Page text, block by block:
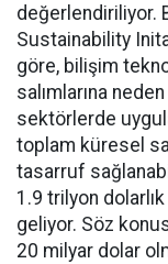
değerlendiriliyor.
Sustainability
göre, bilişim
salımlarına
sektörlerde
toplam küresel
tasarruf
1.9 trilyon
geliyor. Söz
20 milyar dolar